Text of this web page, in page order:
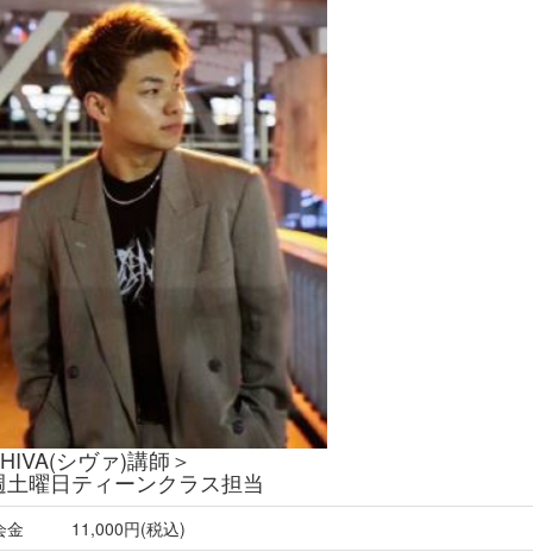
シヴァ)講師＞
土曜日ティーンクラス担当
金
11,000円(税込)